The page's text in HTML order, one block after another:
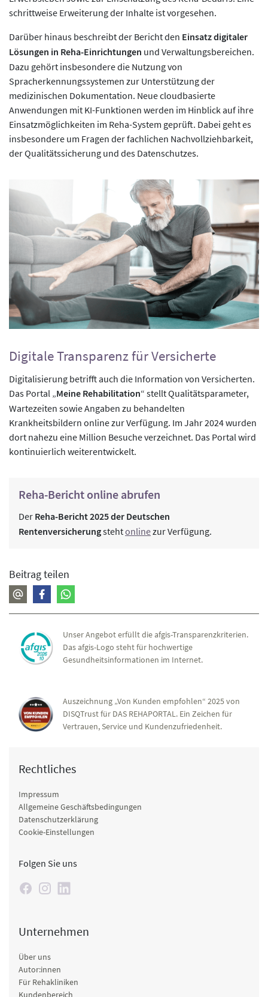
schrittweise Erweiterung der Inhalte ist vorgesehen.
Darüber hinaus beschreibt der Bericht den Einsatz digitaler
Lösungen in Reha-Einrichtungen und Verwaltungsbereichen.
Dazu gehört insbesondere die Nutzung von
Spracherkennungssystemen zur Unterstützung der
medizinischen Dokumentation. Neue cloudbasierte
Anwendungen mit KI-Funktionen werden im Hinblick auf ihre
Einsatzmöglichkeiten im Reha-System geprüft. Dabei geht es
insbesondere um Fragen der fachlichen Nachvollziehbarkeit,
der Qualitätssicherung und des Datenschutzes.
Digitale Transparenz für Versicherte
Digitalisierung betrifft auch die Information von Versicherten.
Das Portal „Meine Rehabilitation“ stellt Qualitätsparameter,
Wartezeiten sowie Angaben zu behandelten
Krankheitsbildern online zur Verfügung. Im Jahr 2024 wurden
dort nahezu eine Million Besuche verzeichnet. Das Portal wird
kontinuierlich weiterentwickelt.
Reha-Bericht online abrufen
Der Reha-Bericht 2025 der Deutschen
Rentenversicherungstehtonlinezur Verfügung.
Beitrag teilen
Unser Angebot erfüllt die afgis-Transparenzkriterien.
Das afgis-Logo steht für hochwertige
Gesundheitsinformationen im Internet.
Auszeichnung „Von Kunden empfohlen“ 2025 von
DISQTrust für DAS REHAPORTAL. Ein Zeichen für
Vertrauen, Service und Kundenzufriedenheit.
Rechtliches
Impressum
Allgemeine Geschäftsbedingungen
Datenschutzerklärung
Cookie-Einstellungen
Folgen Sie uns
Unternehmen
Über uns
Autor:innen
Für Rehakliniken